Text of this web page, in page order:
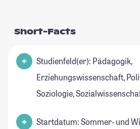
Short-Facts
Studienfeld(er): Pädagogik,
Erziehungswissenschaft,
Soziologie,
Startdatum: Sommer- und